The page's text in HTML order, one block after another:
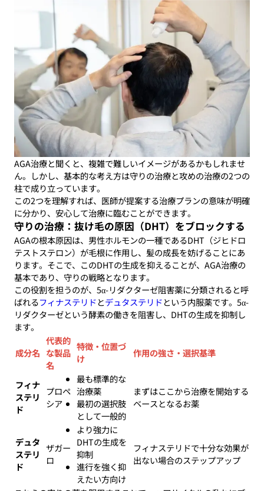
AGA治療と聞くと、複雑で難しいイメージがあるかもしれませ
ん。しかし、基本的な考え方は守りの治療と攻めの治療の2つの
柱で成り立っています。
この2つを理解すれば、医師が提案する治療プランの意味が明確
に分かり、安心して治療に臨むことができます。
守りの治療：抜け毛の原因（DHT）をブロックする
AGAの根本原因は、男性ホルモンの一種であるDHT（ジヒドロ
テストステロン）が毛根に作用し、髪の成長を妨げることにあ
ります。そこで、このDHTの生成を抑えることが、AGA治療の
基本であり、守りの戦略となります。
この役割を担うのが、5α-リダクターゼ阻害薬に分類されると呼
ばれるフィナステリドとデュタステリドという内服薬です。5α-
リダクターゼという酵素の働きを阻害し、DHTの生成を抑制し
ます。
成分名
代表的
な製品
名
特徴・位置づ
け
作用の強さ・選択基準
フィナ
ステリ
ド
プロペ
シア
最も標準的な
治療薬
最初の選択肢
として一般的
まずはここから治療を開始する
ベースとなるお薬
デュタ
ステリ
ド
ザガー
ロ
より強力に
DHTの生成を
抑制
進行を強く抑
えたい方向け
フィナステリドで十分な効果が
出ない場合のステップアップ